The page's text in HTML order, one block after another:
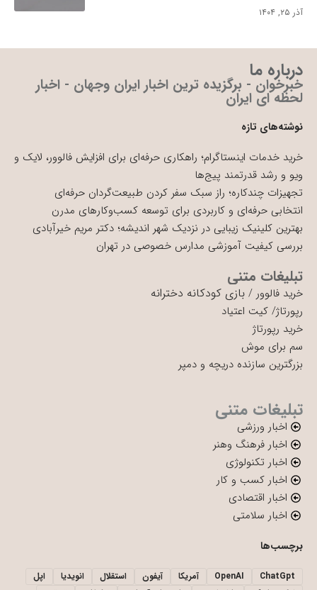
آذر ۲۵, ۱۴۰۴
درباره ما
خبرخوان - برگزیده ترین اخبار ایران وجهان - اخبار
لحظه ای ایران
نوشته‌های تازه
خرید خدمات اینستاگرام؛ راهکاری حرفه‌ای برای افزایش فالوور، لایک و
ویو و رشد قدرتمند پیج‌ها
تجهیزات چندکاره؛ راز سبک سفر کردن طبیعت‌گردان حرفه‌ای
انتخابی حرفه‌ای و کاربردی برای توسعه کسب‌وکارهای مدرن
بهترین کلینیک زیبایی در نزدیک شهر اندیشه؛ دکتر مریم خیرآبادی
بررسی کیفیت آموزشی مدارس خصوصی در تهران
تبلیغات متنی
خرید فالوور / بازی کودکانه دخترانه
رپورتاژ/ کیت اعتیاد
خرید رپورتاژ
سم برای موش
بزرگترین سازنده دریچه و دمپر
تبلیغات متنی
اخبار ورزشی
اخبار فرهنگ وهنر
اخبار تکنولوژی
اخبار کسب و کار
اخبار اقتصادی
اخبار سلامتی
برچسب‌ها
ChatGpt
OpenAI آمریکا آیفون استقلال انویدیا
اپل